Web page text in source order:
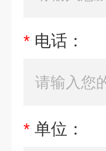
* 电话：
* 单位：